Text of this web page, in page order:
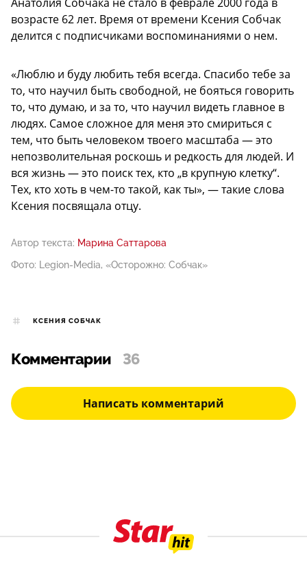
возрасте 62 лет. Время от времени Ксения Собчак
делится с подписчиками воспоминаниями о нем.
«Люблю и буду любить тебя всегда. Спасибо тебе за
то, что научил быть свободной, не бояться говорить
то, что думаю, и за то, что научил видеть главное в
людях. Самое сложное для меня это смириться с
тем, что быть человеком твоего масштаба — это
непозволительная роскошь и редкость для людей. И
вся жизнь — это поиск тех, кто „в крупную клетку“.
Тех, кто хоть в чем-то такой, как ты», — такие слова
Ксения посвящала отцу.
Автор текста: Марина Саттарова
Фото: Legion-Media, «Осторожно: Собчак»
КСЕНИЯ СОБЧАК
Комментарии 36
Написать комментарий